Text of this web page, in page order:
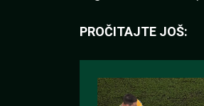
PROČITAJTE JOŠ: